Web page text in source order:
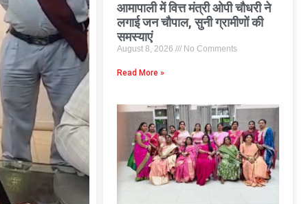
आमापाली में वित्त मंत्री ओपी चौधरी ने
लगाई जन चौपाल, सुनी ग्रामीणों की
समस्याएं
August 8, 2026 No Comments
Read More »